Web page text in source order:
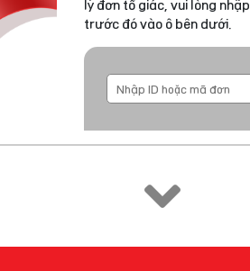
lý đơn tố giác, vui lòng
trước đó vào ô bên dưới.